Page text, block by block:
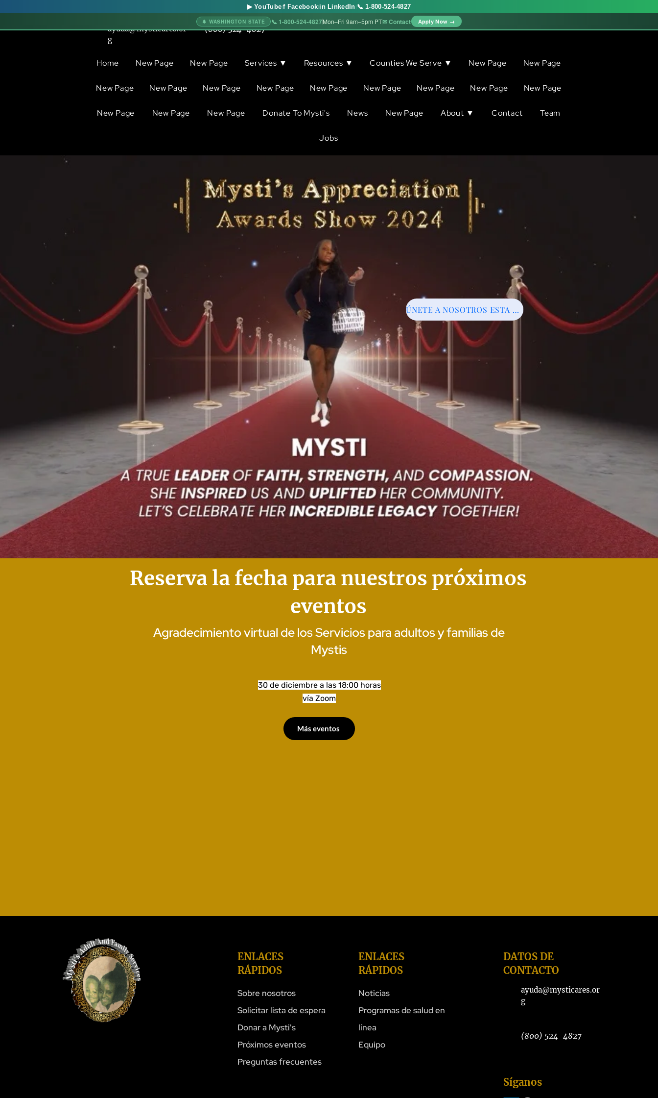
ayuda@mysticares.or
g
(800) 524-4827
Home New Page New Page Services ▼ Resources ▼ Counties We Serve ▼ New Page New Page
New Page New Page New Page New Page New Page New Page New Page New Page New Page
New Page New Page New Page Donate To Mysti's News New Page About ▼ Contact Team
Jobs
ÚNETE A NOSOTROS ESTA NOCHE A LAS 6 PM
Reserva la fecha para nuestros próximos
eventos
Agradecimiento virtual de los Servicios para adultos y familias de
Mystis
30 de diciembre a las 18:00 horas
vía Zoom
Más eventos
ENLACES
RÁPIDOS
Sobre nosotros
Solicitar lista de espera
Donar a Mysti's
Próximos eventos
Preguntas frecuentes
ENLACES
RÁPIDOS
Noticias
Programas de salud en
línea
Equipo
DATOS DE
CONTACTO
ayuda@mysticares.or
g
(800) 524-4827
Síganos
▶ YouTube|f Facebook|in LinkedIn|📞 1-800-524-4827
🌲 WASHINGTON STATE 📞 1-800-524-4827Mon–Fri 9am–5pm PT✉ Contact Apply Now →